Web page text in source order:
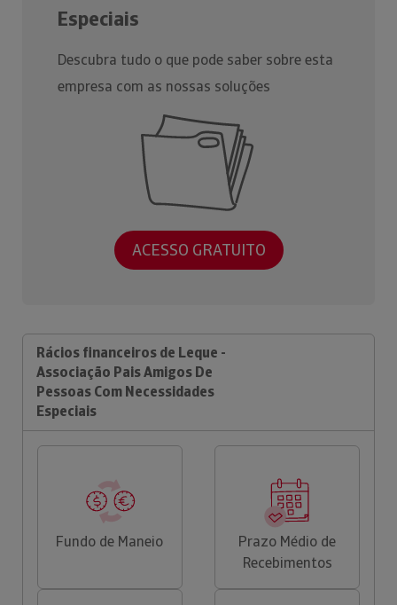
Especiais
Descubra tudo o que pode saber sobre esta
empresa com as nossas soluções
ACESSO GRATUITO
Rácios financeiros de Leque -
Associação Pais Amigos De
Pessoas Com Necessidades
Especiais
Fundo de Maneio
Prazo Médio de
Recebimentos